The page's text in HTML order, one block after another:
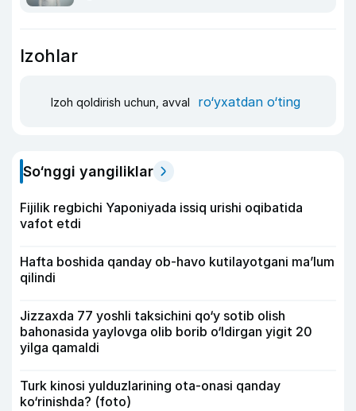
Izohlar
Izoh qoldirish uchun, avval ro‘yxatdan o‘ting
So‘nggi yangiliklar
Fijilik regbichi Yaponiyada issiq urishi oqibatida
vafot etdi
Hafta boshida qanday ob-havo kutilayotgani ma’lum
qilindi
Jizzaxda 77 yoshli taksichini qo‘y sotib olish
bahonasida yaylovga olib borib o‘ldirgan yigit 20
yilga qamaldi
Turk kinosi yulduzlarining ota-onasi qanday
ko‘rinishda? (foto)